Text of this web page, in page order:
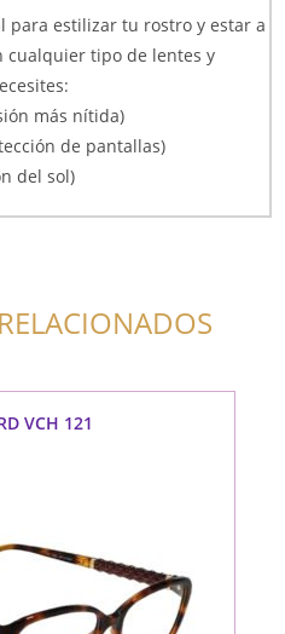
para estilizar tu rostro y estar a
cualquier tipo de lentes y
más nítida)
de pantallas)
del sol)
VCH 121